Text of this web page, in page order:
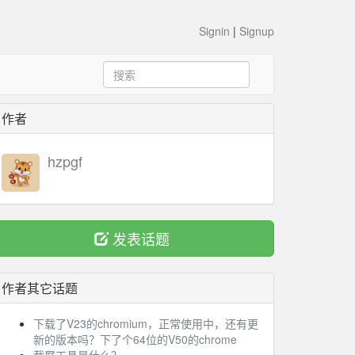
Signin | Signup
作者
hzpgf
发表话题
作者其它话题
下载了V23的chromium，正常使用中，还有更
新的版本吗？下了个64位的V50的chrome